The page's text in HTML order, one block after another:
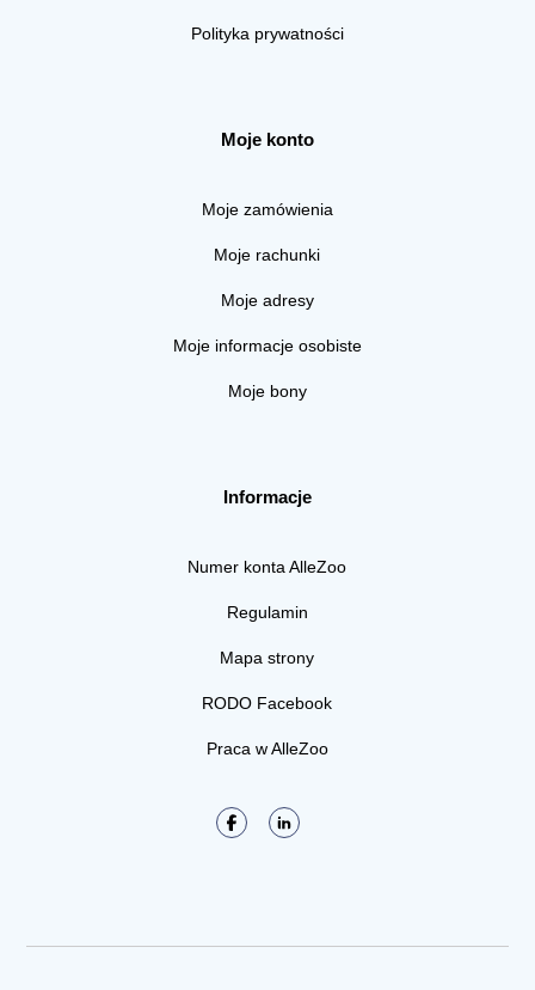
Polityka prywatności
Moje konto
Moje zamówienia
Moje rachunki
Moje adresy
Moje informacje osobiste
Moje bony
Informacje
Numer konta AlleZoo
Regulamin
Mapa strony
RODO Facebook
Praca w AlleZoo